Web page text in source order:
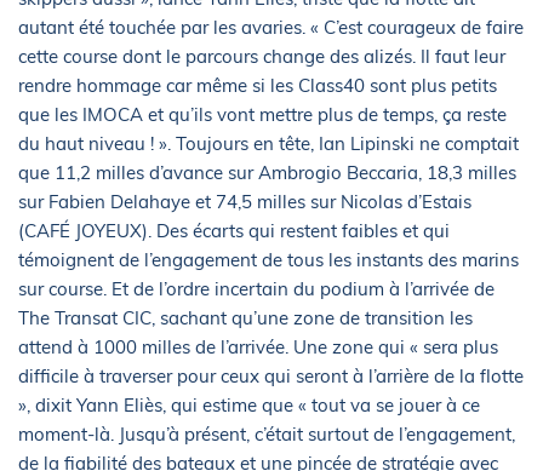
autant été touchée par les avaries. « C’est courageux de faire
cette course dont le parcours change des alizés. Il faut leur
rendre hommage car même si les Class40 sont plus petits
que les IMOCA et qu’ils vont mettre plus de temps, ça reste
du haut niveau ! ». Toujours en tête, Ian Lipinski ne comptait
que 11,2 milles d’avance sur Ambrogio Beccaria, 18,3 milles
sur Fabien Delahaye et 74,5 milles sur Nicolas d’Estais
(CAFÉ JOYEUX). Des écarts qui restent faibles et qui
témoignent de l’engagement de tous les instants des marins
sur course. Et de l’ordre incertain du podium à l’arrivée de
The Transat CIC, sachant qu’une zone de transition les
attend à 1000 milles de l’arrivée. Une zone qui « sera plus
difficile à traverser pour ceux qui seront à l’arrière de la flotte
», dixit Yann Eliès, qui estime que « tout va se jouer à ce
moment-là. Jusqu’à présent, c’était surtout de l’engagement,
de la fiabilité des bateaux et une pincée de stratégie avec